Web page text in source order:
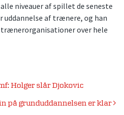
niveauer af spillet de seneste
uddannelse af trænere, og han
over hele
Holger slår Djokovic
på grunduddannelsen er klar